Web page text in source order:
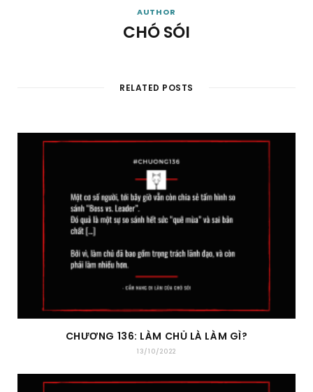
AUTHOR
CHÓ SÓI
RELATED POSTS
CHƯƠNG 136: LÀM CHỦ LÀ LÀM GÌ?
13/10/2022